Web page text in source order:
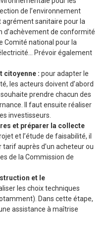
de l’environnement
agrément sanitaire pour la
d’achèvement de conformité
Comité national pour la
Prévoir également
citoyenne : pour adapter le
les acteurs doivent d’abord
prendre chacun des
Il faut ensuite réaliser
investisseurs.
et préparer la collecte
et l’étude de faisabilité, il
auprès d’un acheteur ou
de la Commission de
et le
les choix techniques
Dans cette étape,
assistance à maîtrise